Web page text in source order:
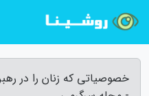
خصوصیاتی که زنان را در